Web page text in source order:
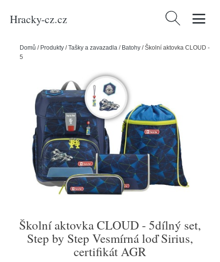
Hracky-cz.cz Vyhledávání
Domů / Produkty /Tašky a zavazadla / Batohy /Školní aktovka CLOUD -
5dílný set, Step by Step Vesmírná loď Sirius, certifikát AGR
Školní aktovka CLOUD - 5dílný set,
Step by Step Vesmírná loď Sirius,
certifikát AGR